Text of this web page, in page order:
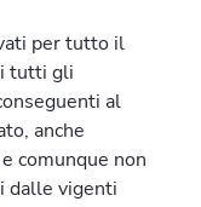
per tutto il
tutti gli
al
anche
comunque non
dalle vigenti